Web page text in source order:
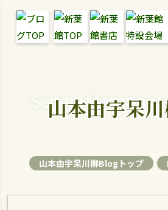
Senryu Magazine
山本由宇呆
山本由宇呆川柳Blogトップ